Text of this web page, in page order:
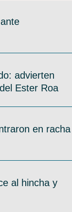
advierten
Ester Roa
en racha
al hincha y